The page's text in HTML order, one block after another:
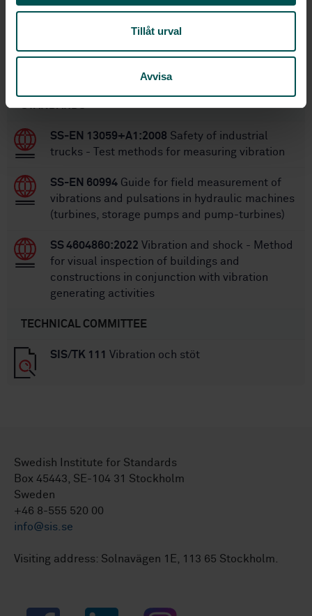
Tillåt urval
Avvisa
No of pages:24
SS 4604861
STANDARDS
SS-EN 13059+A1:2008 Safety of industrial
trucks - Test methods for measuring vibration
SS-EN 60994 Guide for field measurement of
vibrations and pulsations in hydraulic machines
(turbines, storage pumps and pump-turbines)
SS 4604860:2022 Vibration and shock - Method
for visual inspection of buildings and
constructions in conjunction with vibration
generating activities
TECHNICAL COMMITTEE
SIS/TK 111 Vibration och stöt
Swedish Institute for Standards
Box 45443, SE-104 31 Stockholm
Sweden
+46 8-555 520 00
info@sis.se
Visiting address: Solnavägen 1E, 113 65 Stockholm.